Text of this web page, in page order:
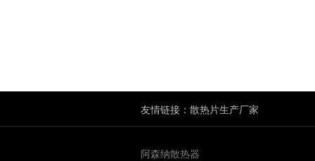
友情链接： 散热片生产厂家
阿森纳散热器